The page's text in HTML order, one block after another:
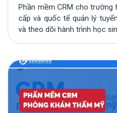
diện
Phần mềm CRM cho
cấp và quốc tế quản lý
và theo dõi hành trình học